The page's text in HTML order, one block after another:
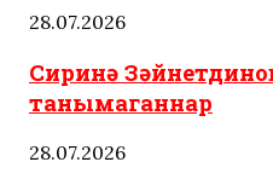
28.07.2026
Сиринә
танымаганнар
28.07.2026